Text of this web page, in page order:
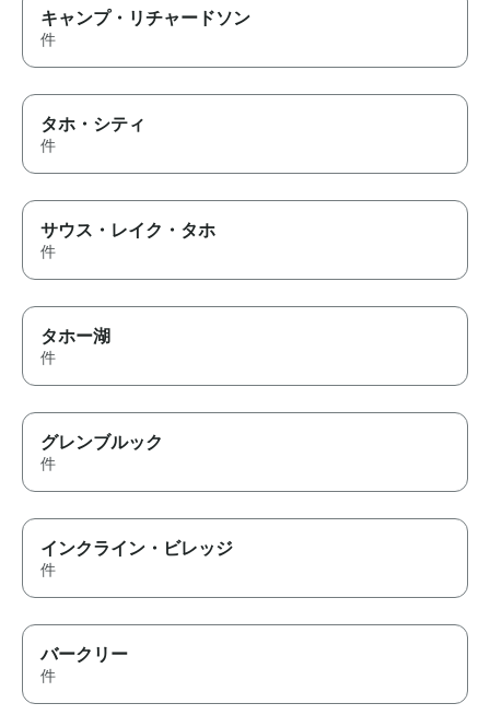
キャンプ・リチャードソン
件
タホ・シティ
件
サウス・レイク・タホ
件
タホー湖
件
グレンブルック
件
インクライン・ビレッジ
件
バークリー
件